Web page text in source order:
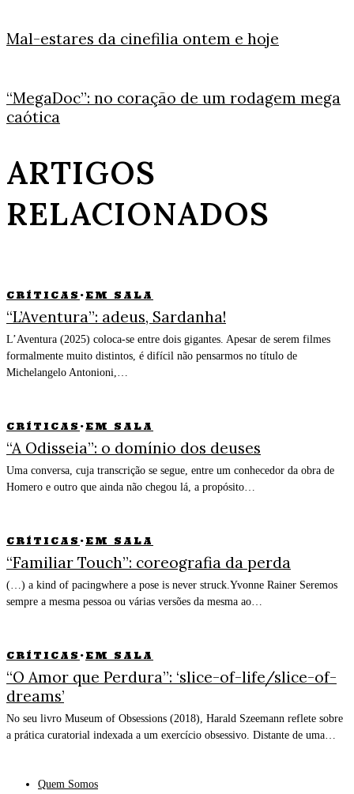
Mal-estares da cinefilia ontem e hoje
“MegaDoc”: no coração de um rodagem mega
caótica
ARTIGOS
RELACIONADOS
CRÍTICAS · EM SALA
“L’Aventura”: adeus, Sardanha!
L’Aventura (2025) coloca-se entre dois gigantes. Apesar de serem filmes
formalmente muito distintos, é difícil não pensarmos no título de
Michelangelo Antonioni,…
CRÍTICAS · EM SALA
“A Odisseia”: o domínio dos deuses
Uma conversa, cuja transcrição se segue, entre um conhecedor da obra de
Homero e outro que ainda não chegou lá, a propósito…
CRÍTICAS · EM SALA
“Familiar Touch”: coreografia da perda
(…) a kind of pacingwhere a pose is never struck.Yvonne Rainer Seremos
sempre a mesma pessoa ou várias versões da mesma ao…
CRÍTICAS · EM SALA
“O Amor que Perdura”: ‘slice-of-life/slice-of-
dreams’
No seu livro Museum of Obsessions (2018), Harald Szeemann reflete sobre
a prática curatorial indexada a um exercício obsessivo. Distante de uma…
Quem Somos